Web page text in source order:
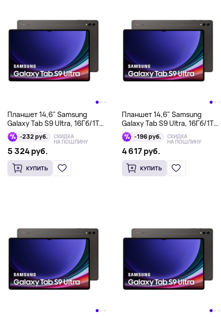
Планшет 14,6" Samsung
Galaxy Tab S9 Ultra, 16Гб/1Тб,
Wi-Fi + Cellular, графит
-232 руб. СКИДКА
НА ПОШЛИНУ
5 324 руб.
КУПИТЬ
Планшет 14,6" Samsung
Galaxy Tab S9 Ultra, 16Гб/1Тб,
Wi-Fi + Bluetooth, графит
-196 руб. СКИДКА
НА ПОШЛИНУ
4 617 руб.
КУПИТЬ